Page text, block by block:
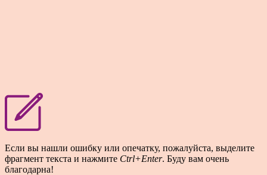
Если вы нашли ошибку или опечатку, пожалуйста, выделите
фрагмент текста и нажмите Ctrl+Enter. Буду вам очень
благодарна!